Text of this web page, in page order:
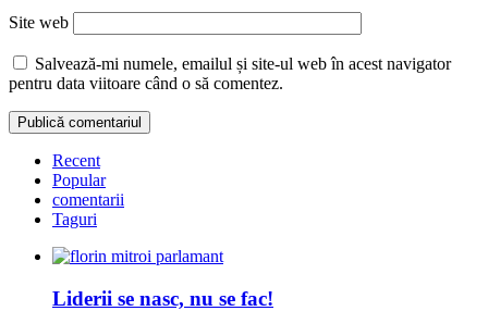
Site web
Salvează-mi numele, emailul și site-ul web în acest navigator
pentru data viitoare când o să comentez.
Recent
Popular
comentarii
Taguri
Liderii se nasc, nu se fac!